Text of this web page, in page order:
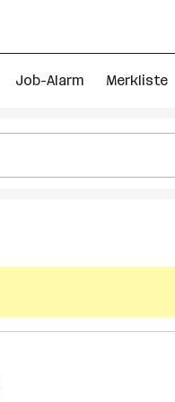
Job-Alarm Merkliste